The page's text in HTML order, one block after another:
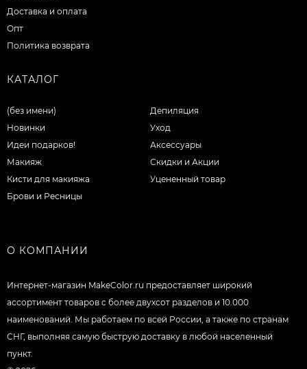
Доставка и оплата
Опт
Политика возврата
КАТАЛОГ
(без имени)
Новинки
Идеи подарков!
Макияж
Кисти для макияжа
Брови и Ресницы
Депиляция
Уход
Аксессуары
Скидки и Акции
Уцененный товар
О КОМПАНИИ
Интернет-магазин MakeColor.ru предоставляет широкий
ассортимент товаров c более двухсот разделов и 10.000
наименований. Мы работаем по всей России, а также по странам
СНГ, выполняя самую быструю доставку в любой населенный
пункт.